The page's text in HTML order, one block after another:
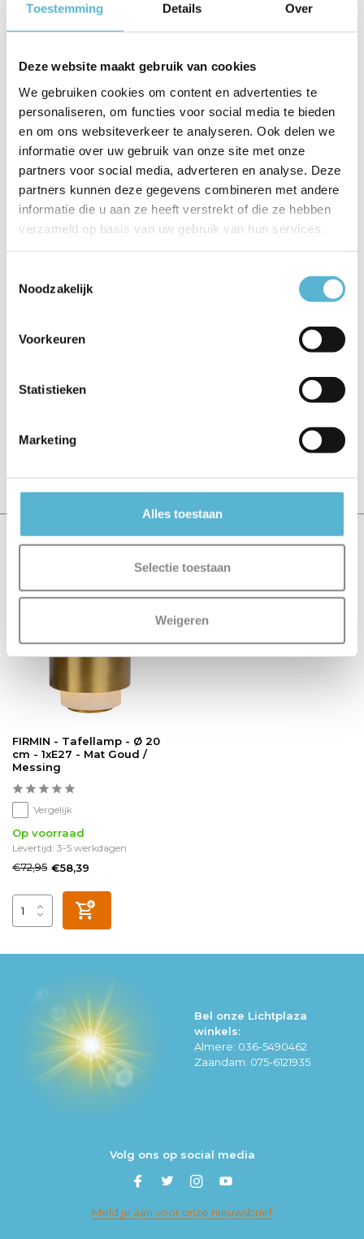
Toestemming Details Over
Deze website maakt gebruik van cookies
We gebruiken cookies om content en advertenties te
personaliseren, om functies voor social media te bieden
en om ons websiteverkeer te analyseren. Ook delen we
informatie over uw gebruik van onze site met onze
partners voor social media, adverteren en analyse. Deze
partners kunnen deze gegevens combineren met andere
informatie die u aan ze heeft verstrekt of die ze hebben
verzameld op basis van uw gebruik van hun services.
Noodzakelijk
Voorkeuren
Statistieken
Marketing
Alles toestaan
Selectie toestaan
Weigeren
De lamp combineert een opalen glazen cilinder met een me...
Productspecificaties
Artikelnummer 45597/20/02
EAN 5411212451637
Lucide
Breedte 20
0
Er zijn nog geen reviews geschreven over dit product..
Recent bekeken
sale 20%
FIRMIN - Tafellamp - Ø 20
cm - 1xE27 - Mat Goud /
Messing
Vergelijk
Op voorraad
Levertijd: 3-5 werkdagen
€72,95 €58,39
Bel onze Lichtplaza
winkels:
Almere: 036-5490462
Zaandam: 075-6121935
Volg ons op social media
Meld je aan voor onze nieuwsbrief